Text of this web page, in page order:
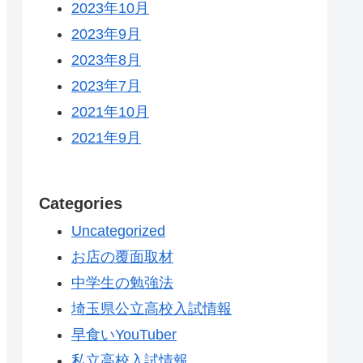
2023年10月
2023年9月
2023年8月
2023年7月
2021年10月
2021年9月
Categories
Uncategorized
お店の覆面取材
中学生の勉強法
埼玉県公立高校入試情報
早食いYouTuber